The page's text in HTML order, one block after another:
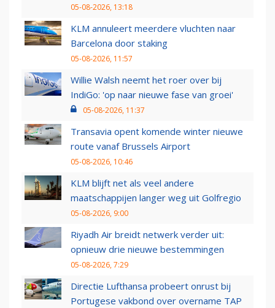
05-08-2026, 13:18
KLM annuleert meerdere vluchten naar
Barcelona door staking
05-08-2026, 11:57
Willie Walsh neemt het roer over bij
IndiGo: 'op naar nieuwe fase van groei'
05-08-2026, 11:37
Transavia opent komende winter nieuwe
route vanaf Brussels Airport
05-08-2026, 10:46
KLM blijft net als veel andere
maatschappijen langer weg uit Golfregio
05-08-2026, 9:00
Riyadh Air breidt netwerk verder uit:
opnieuw drie nieuwe bestemmingen
05-08-2026, 7:29
Directie Lufthansa probeert onrust bij
Portugese vakbond over overname TAP